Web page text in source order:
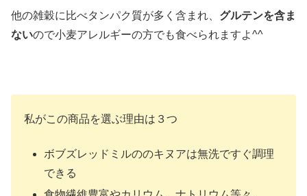
他の雑穀に比べタンパク質が多く含まれ、 グルテンを含ま
ないので小麦アレルギーの方でも食べられますよ^^
私がこの商品を選ぶ理由は３つ
ボブズレッドミルののキヌアは無洗ですぐ調理
できる